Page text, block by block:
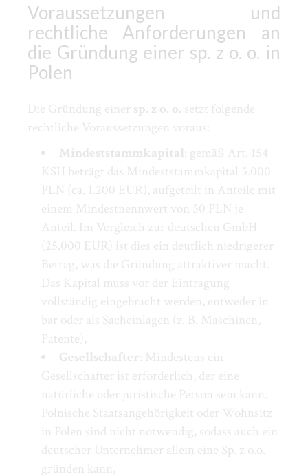
Voraussetzungen und
rechtliche Anforderungen an
die Gründung einer sp. z o. o. in
Polen
Die Gründung einer sp. z o. o. setzt folgende
rechtliche Voraussetzungen voraus:
Mindeststammkapital: gemäß Art. 154
KSH beträgt das Mindeststammkapital 5.000
PLN (ca. 1.200 EUR), aufgeteilt in Anteile mit
einem Mindestnennwert von 50 PLN je
Anteil. Im Vergleich zur deutschen GmbH
(25.000 EUR) ist dies ein deutlich niedrigerer
Betrag, was die Gründung attraktiver macht.
Das Kapital muss vor der Eintragung
vollständig eingebracht werden, entweder in
bar oder als Sacheinlagen (z. B. Maschinen,
Patente),
Gesellschafter: Mindestens ein
Gesellschafter ist erforderlich, der eine
natürliche oder juristische Person sein kann.
Polnische Staatsangehörigkeit oder Wohnsitz
in Polen sind nicht notwendig, sodass auch ein
deutscher Unternehmer allein eine Sp. z o.o.
gründen kann,